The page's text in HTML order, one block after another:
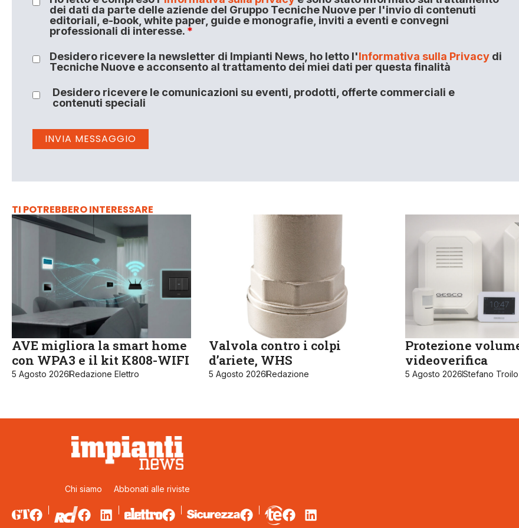
dei dati da parte delle aziende del Gruppo Tecniche Nuove per l'invio di contenuti
editoriali, e-book, white paper, guide e monografie, inviti a eventi e convegni
professionali di interesse. *
Desidero ricevere la newsletter di Impianti News, ho letto l'Informativa sulla Privacydi
Tecniche Nuove e acconsento al trattamento dei miei dati per questa finalità
Desidero ricevere le comunicazioni su eventi, prodotti, offerte commerciali e
contenuti speciali
TI POTREBBERO INTERESSARE
AVE migliora la smart home
con WPA3 e il kit K808-WIFI
5 Agosto 2026Redazione Elettro
Valvola contro i colpi
d’ariete, WHS
5 Agosto 2026Redazione
Protezione
videoverifica
5 Agosto 2026Stefano Troilo
Chi siamo Abbonati alle riviste